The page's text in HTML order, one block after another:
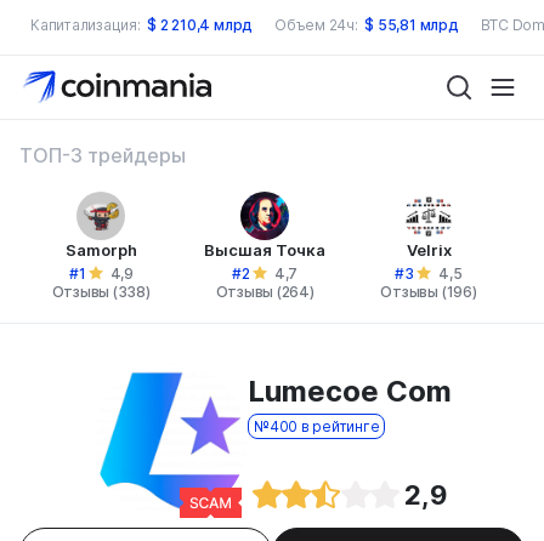
Капитализация: $ 2 210,4 млрд Объем 24ч: $ 55,81 млрд BTC
ТОП-3 трейдеры
Samorph
#1
4,9
Отзывы (338)
Высшая Точка
#2
4,7
Отзывы (264)
Velrix
#3
4,5
Отзывы (196)
Lumecoe Com
№400 в рейтинге
2,9